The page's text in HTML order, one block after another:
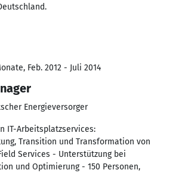
Feb. 2012 - Juli 2014
Energieversorger
IT-Arbeitsplatzservices:
Transition und Transformation von
Services - Unterstützung bei
und Optimierung - 150 Personen,